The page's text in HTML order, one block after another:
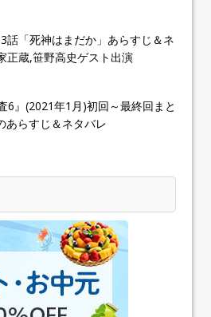
話「死神はまだか」あらすじ＆ネ
正蔵,笹野高史ゲスト出演
6』(2021年1月)初回～最終回まと
あらすじ＆ネタバレ